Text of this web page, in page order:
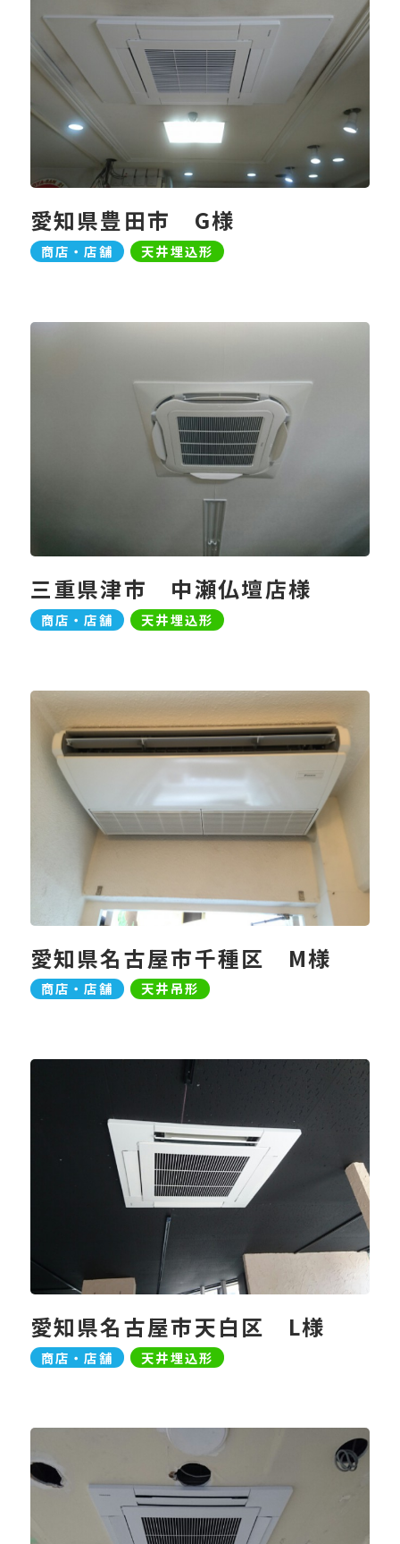
愛知県豊田市 G様
商店・店舗 天井埋込形
三重県津市 中瀬仏壇店様
商店・店舗 天井埋込形
愛知県名古屋市千種区 M様
商店・店舗 天井吊形
愛知県名古屋市天白区 L様
商店・店舗 天井埋込形